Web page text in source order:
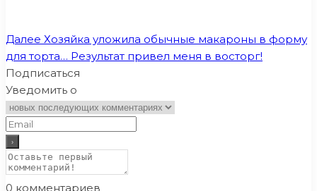
Далее Хозяйка уложила обычные макароны в форму
для торта… Результат привел меня в восторг!
Подписаться
Уведомить о
0 комментариев